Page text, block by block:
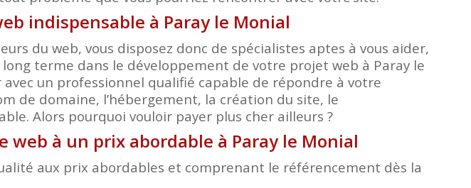
indispensable à Paray le Monial
du web, vous disposez donc de spécialistes aptes à vous aider,
terme dans le développement de votre projet web à Paray le
un professionnel qualifié capable de répondre à votre
de domaine, l’hébergement, la création du site, le
Alors pourquoi vouloir payer plus cher ailleurs ?
web à un prix abordable à Paray le Monial
aux prix abordables et comprenant le référencement dès la